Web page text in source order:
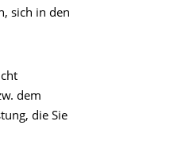
sich in den
dem
die Sie